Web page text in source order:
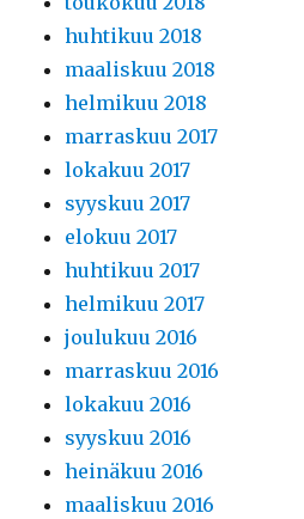
huhtikuu 2018
maaliskuu 2018
helmikuu 2018
marraskuu 2017
lokakuu 2017
syyskuu 2017
elokuu 2017
huhtikuu 2017
helmikuu 2017
joulukuu 2016
marraskuu 2016
lokakuu 2016
syyskuu 2016
heinäkuu 2016
maaliskuu 2016